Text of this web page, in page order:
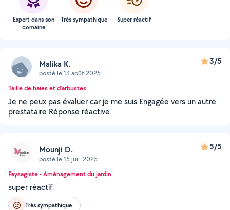
Expert dans son
domaine
Très sympathique Super réactif
Malika K.
posté le 13 août 2025
3/5
Taille de haies et d'arbustes
Je ne peux pas évaluer car je me suis Engagée vers un autre
prestataire Réponse réactive
Mounji D.
posté le 15 juil. 2025
5/5
Paysagiste - Aménagement du jardin
super réactif
Très sympathique